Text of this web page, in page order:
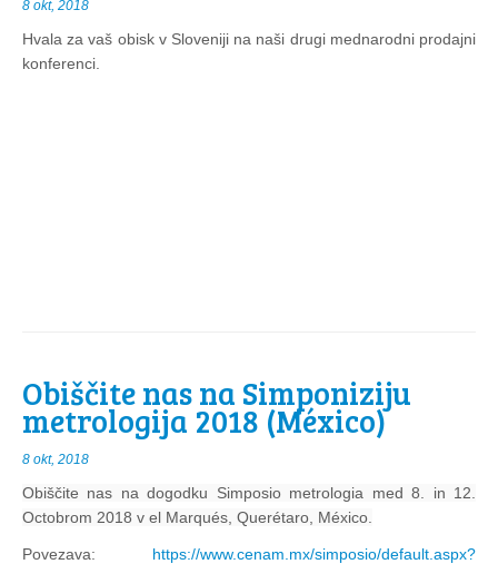
8 okt, 2018
Hvala za vaš obisk v Sloveniji na naši drugi mednarodni prodajni
konferenci.
Obiščite nas na Simponiziju
metrologija 2018 (México)
8 okt, 2018
Obiščite nas na dogodku Simposio metrologia med 8. in 12.
Octobrom 2018 v el Marqués, Querétaro, México.
Povezava:
https://www.cenam.mx/simposio/default.aspx?